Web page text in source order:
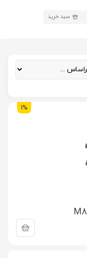
سبد خرید
1%